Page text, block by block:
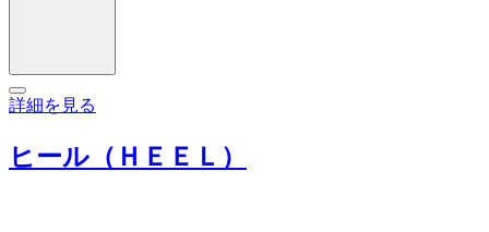
詳細を見る
ヒール（ＨＥＥＬ）